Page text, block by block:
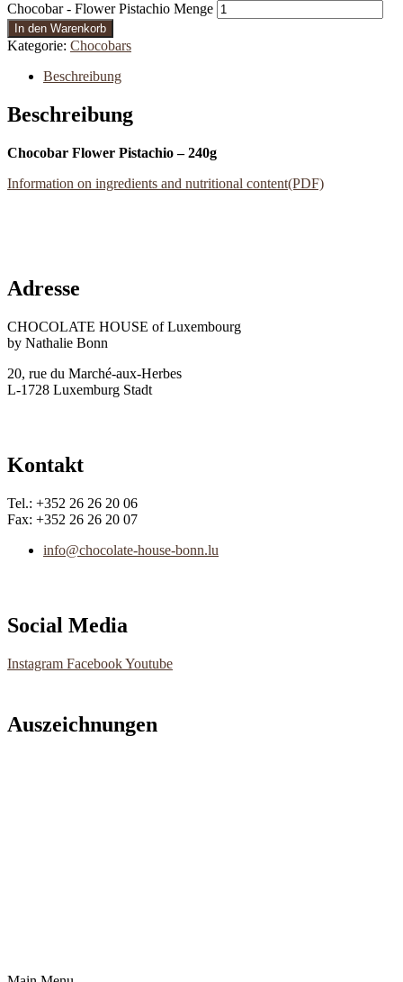
Chocobar - Flower Pistachio Menge
In den Warenkorb
Kategorie: Chocobars
Beschreibung
Beschreibung
Chocobar Flower Pistachio – 240g
Information on ingredients and nutritional content(PDF)
Adresse
CHOCOLATE HOUSE of Luxembourg
by Nathalie Bonn
20, rue du Marché-aux-Herbes
L-1728 Luxemburg Stadt
Kontakt
Tel.: +352 26 26 20 06
Fax: +352 26 26 20 07
info@chocolate-house-bonn.lu
Social Media
Instagram FacebookYoutube
Auszeichnungen